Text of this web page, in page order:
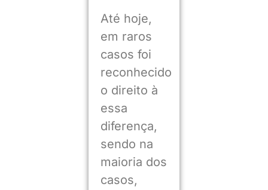
Até hoje,
em raros
casos foi
reconhecido
o direito à
essa
diferença,
sendo na
maioria dos
casos,